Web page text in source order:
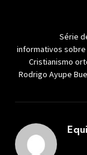
Série
informativos sobre
Cristianismo
Rodrigo Ayupe